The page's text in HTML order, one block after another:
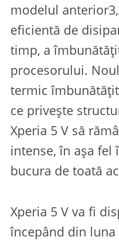
modelul
eficientă de
timp, a
procesorului.
termic
ce privește
Xperia 5 V să
intense, în așa fel
bucura de toată
Xperia 5 V va fi
începând din